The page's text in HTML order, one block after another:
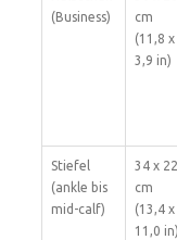
(Business)
cm
(11,8
3,9 in)
Stiefel
(ankle bis
mid-calf)
34 x
cm
(13,4
11,0 in)